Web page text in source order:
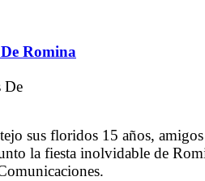
Romina
sus floridos 15 años, amigos
la fiesta inolvidable de